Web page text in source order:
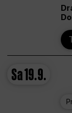
Sa19.9.